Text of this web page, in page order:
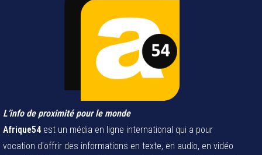
Afrique54est un média en ligne international qui a pour
vocation d'offrir des informations en texte, en audio, en vidéo
et multimédia de proximité liées aux thématiques africaines et